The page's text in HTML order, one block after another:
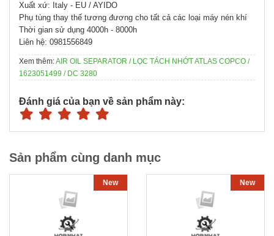
Xuất xứ: Italy - EU / AYIDO
Phụ tùng thay thế tương đương cho tất cả các loại máy nén khí
Thời gian sử dụng 4000h - 8000h
Liên hệ: 0981556849
Xem thêm:AIR OIL SEPARATOR / LỌC TÁCH NHỚT ATLAS COPCO /
1623051499 / DC 3280
Đánh giá của bạn về sản phẩm này:
Sản phẩm cùng danh mục
New New